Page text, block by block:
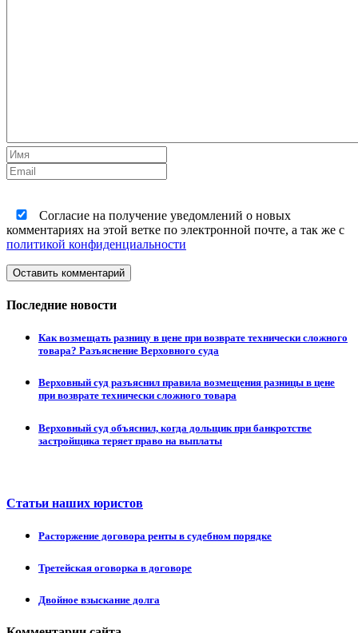
Согласие на получение уведомлений о новых
комментариях на этой ветке по электронной почте, а так же с
политикой конфиденциальности
Оставить комментарий
Последние новости
Как возмещать разницу в цене при возврате технически сложного
товара? Разъяснение Верховного суда
Верховный суд разъяснил правила возмещения разницы в цене
при возврате технически сложного товара
Верховный суд объяснил, когда дольщик при банкротстве
застройщика теряет право на выплаты
Статьи наших юристов
Расторжение договора ренты в судебном порядке
Третейская оговорка в договоре
Двойное взыскание долга